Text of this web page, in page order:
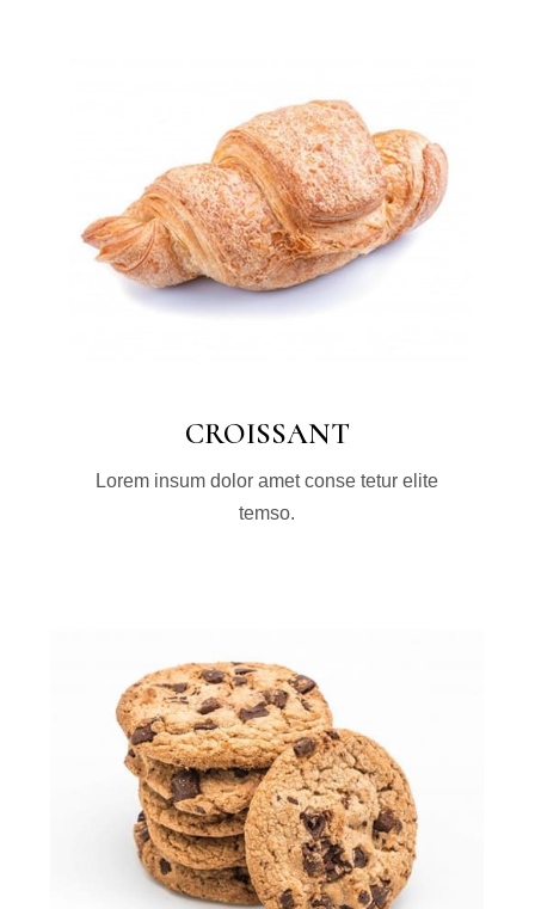
CROISSANT
Lorem insum dolor amet conse tetur elite
temso.